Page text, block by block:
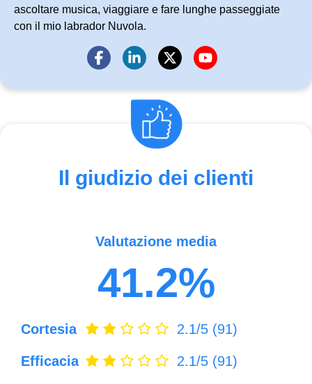
ascoltare musica, viaggiare e fare lunghe passeggiate
con il mio labrador Nuvola.
Il giudizio dei clienti
Valutazione media
41.2%
Cortesia 2.1/5 (91)
Efficacia 2.1/5 (91)